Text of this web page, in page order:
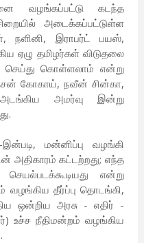
வழங்கப்பட்டு கடந்த
அடைக்கப்பட்டுள்ள
நளினி, இராபர்ட் பயஸ்,
ஏழு தமிழர்கள் விடுதலை
செய்து கொள்ளலாம் என்று
கோகாய், நவீன் சின்கா,
அமர்வு இன்று
மன்னிப்பு வழங்கி
அதிகாரம் கட்டற்றது; எந்த
என்று
வழங்கிய தீர்ப்பு தொடங்கி,
ஒன்றிய அரசு - எதிர் -
உச்ச நீதிமன்றம் வழங்கிய